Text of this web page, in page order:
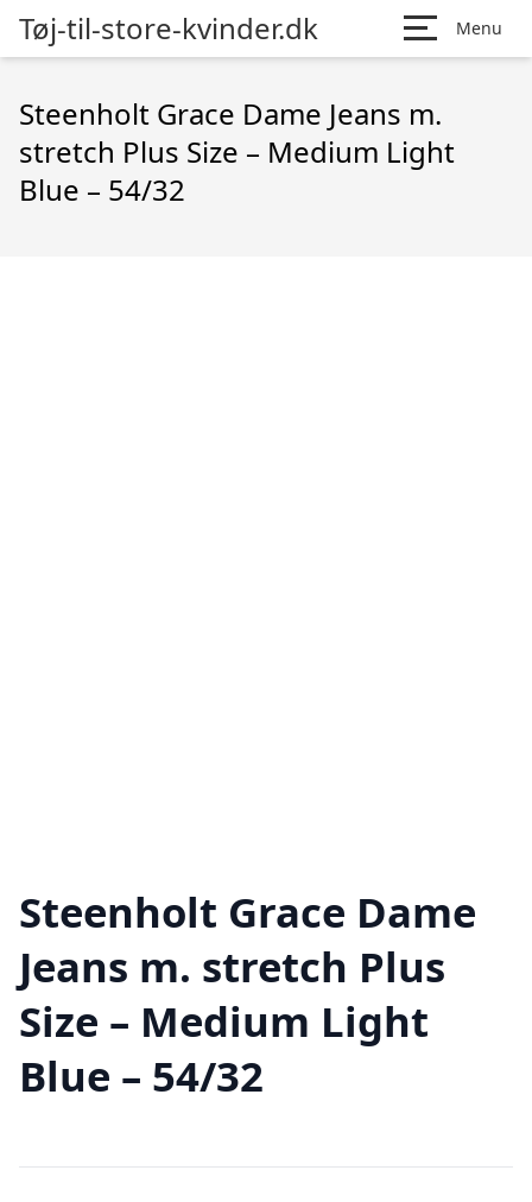
Tøj-til-store-kvinder.dk Menu
Steenholt Grace Dame Jeans m.
stretch Plus Size – Medium Light
Blue – 54/32
Steenholt Grace Dame
Jeans m. stretch Plus
Size – Medium Light
Blue – 54/32